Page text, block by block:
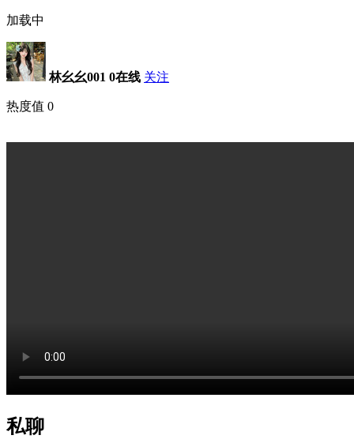
加载中
林幺幺001 0在线 关注
热度值 0
私聊